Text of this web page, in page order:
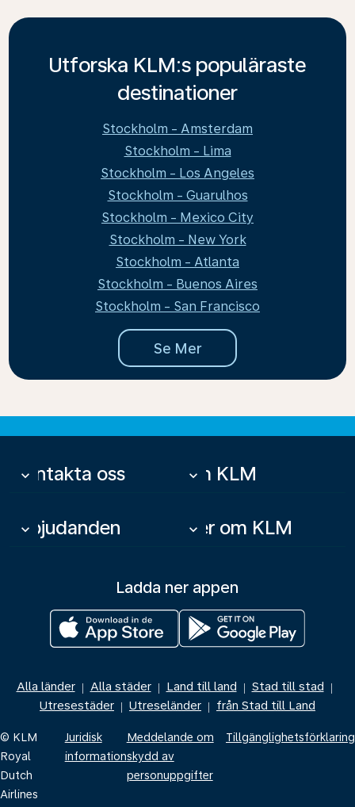
Utforska KLM:s populäraste
destinationer
Stockholm - Amsterdam
Stockholm - Lima
Stockholm - Los Angeles
Stockholm - Guarulhos
Stockholm - Mexico City
Stockholm - New York
Stockholm - Atlanta
Stockholm - Buenos Aires
Stockholm - San Francisco
Se Mer
Kontakta oss
keyboard_arrow_down Om KLM
keyboard_arrow_down
Erbjudanden
keyboard_arrow_down Mer om KLM
keyboard_arrow_down
Ladda ner appen
Alla länder | Alla städer | Land till land | Stad till stad |
Utresestäder | Utreseländer | från Stad till Land
© KLM
Royal
Dutch
Airlines
Juridisk
information
Meddelande om
skydd av
personuppgifter
Tillgänglighetsförklaring